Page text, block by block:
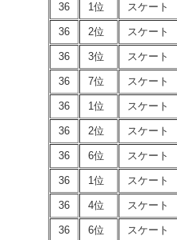
36 1位 スケート
36 2位 スケート
36 3位 スケート
36 7位 スケート
36 1位 スケート
36 2位 スケート
36 6位 スケート
36 1位 スケート
36 4位 スケート
36 6位 スケート